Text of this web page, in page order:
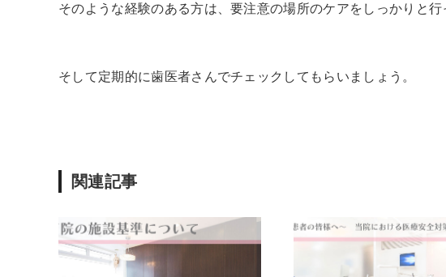
そのような経験のある方は、要注意の場所のケアをしっかりと行
そして定期的に歯医者さんでチェックしてもらいましょう。
関連記事